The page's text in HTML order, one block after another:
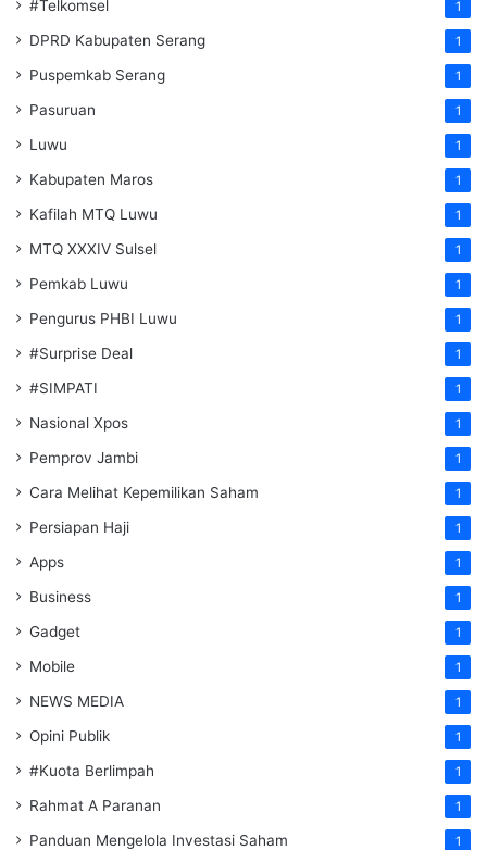
#Telkomsel 1
DPRD Kabupaten Serang 1
Puspemkab Serang 1
Pasuruan 1
Luwu 1
Kabupaten Maros 1
Kafilah MTQ Luwu 1
MTQ XXXIV Sulsel 1
Pemkab Luwu 1
Pengurus PHBI Luwu 1
#Surprise Deal 1
#SIMPATI 1
Nasional Xpos 1
Pemprov Jambi 1
Cara Melihat Kepemilikan Saham 1
Persiapan Haji 1
Apps 1
Business 1
Gadget 1
Mobile 1
NEWS MEDIA 1
Opini Publik 1
#Kuota Berlimpah 1
Rahmat A Paranan 1
Panduan Mengelola Investasi Saham 1